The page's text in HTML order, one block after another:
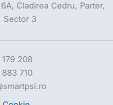
Cladirea Cedru, Parter,
Sector 3
208
710